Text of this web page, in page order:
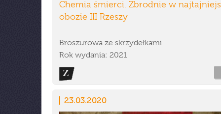
Chemia śmierci. Zbrodnie w
obozie III Rzeszy
Broszurowa ze skrzydełkami
Rok wydania: 2021
23.03.2020